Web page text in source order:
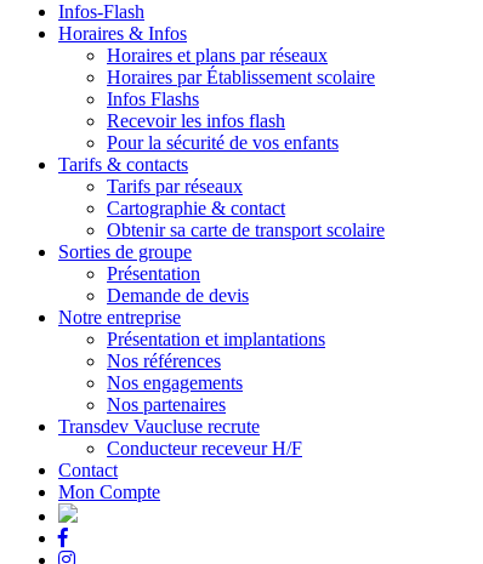
Infos-Flash
Horaires & Infos
Horaires et plans par réseaux
Horaires par Établissement scolaire
Infos Flashs
Recevoir les infos flash
Pour la sécurité de vos enfants
Tarifs & contacts
Tarifs par réseaux
Cartographie & contact
Obtenir sa carte de transport scolaire
Sorties de groupe
Présentation
Demande de devis
Notre entreprise
Présentation et implantations
Nos références
Nos engagements
Nos partenaires
Transdev Vaucluse recrute
Conducteur receveur H/F
Contact
Mon Compte